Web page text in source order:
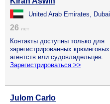
United Arab Emirates, Dubai
26 лет
Контакты доступны только для
зарегистрированных крюинговых
агентств или судовладельцев.
Зарегистрироваться >>
Julom Carlo